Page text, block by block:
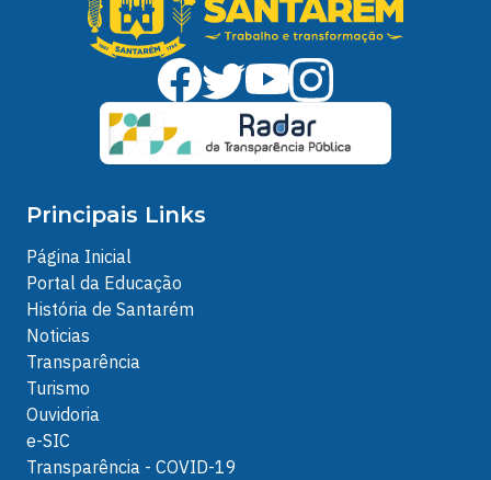
Principais Links
Página Inicial
Portal da Educação
História de Santarém
Noticias
Transparência
Turismo
Ouvidoria
e-SIC
Transparência - COVID-19